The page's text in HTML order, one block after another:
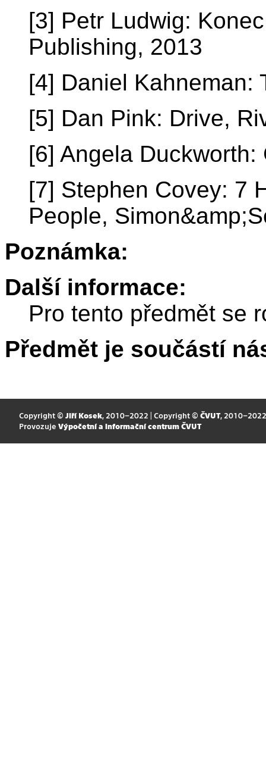
[3] Petr Ludwig:
Publishing, 2013
[4] Daniel Kahneman:
[5] Dan Pink: Drive,
[6] Angela
[7] Stephen Covey: 7
People,
Poznámka:
Další informace:
Pro tento předmět se
Předmět je součástí
Copyright © Jiří Kosek, 2010–2022 | Copyright © ČVUT, 2010–2022
Provozuje Výpočetní a informační centrum ČVUT